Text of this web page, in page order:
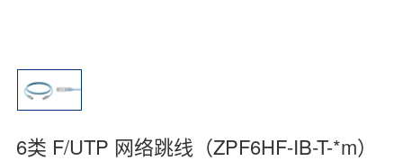
6类 F/UTP 网络跳线（ZPF6HF-IB-T-*m）